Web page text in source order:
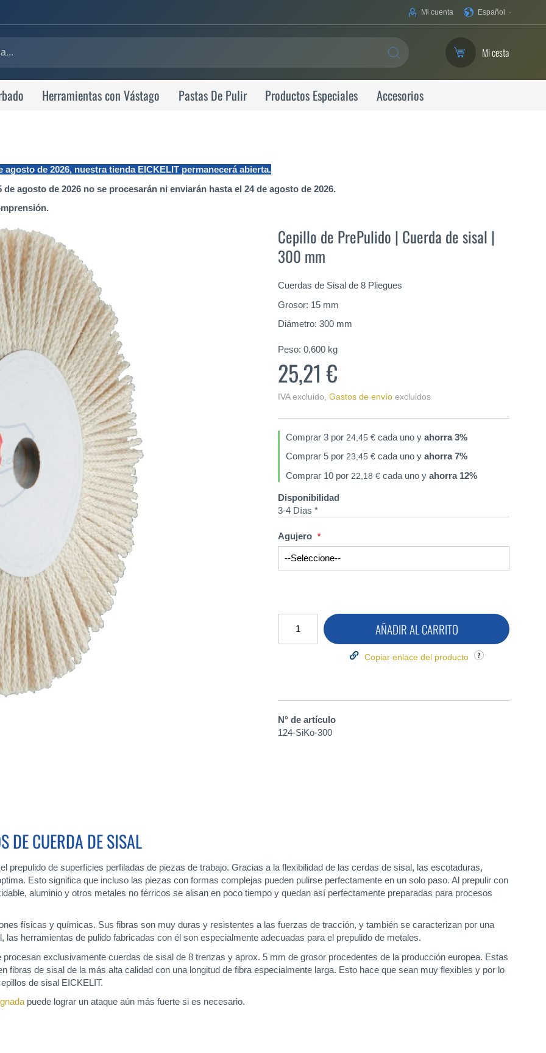
Su
Español
Mi cuenta
SEARCH Mi cesta
Herramientas con Vástago Pastas De Pulir Productos Especiales Accesorios
de 2026, nuestra tienda EICKELIT permanecerá abierta.
agosto de 2026 no se procesarán ni enviarán hasta el 24 de agosto de 2026.
Cepillo de PrePulido | Cuerda de sisal |
300 mm
Cuerdas de Sisal de 8 Pliegues
Grosor: 15 mm
Diámetro: 300 mm
Peso: 0,600 kg
25,21 €
IVA excluido Gastos de envío excluidos
Comprar 3 por 24,45 € cada uno y ahorra3%
Comprar 5 por 23,45 € cada uno y ahorra7%
Comprar 10 por 22,18 € cada uno y ahorra 12%
Disponibilidad
3-4 Días *
Agujero
AÑADIR AL CARRITO
Copiar enlace del producto
N° de artículo
124-SiKo-300
DE CUERDA DE SISAL
prepulido de superficies perfiladas de piezas de trabajo. Gracias a la flexibilidad de las cerdas de sisal, las escotaduras,
Esto significa que incluso las piezas con formas complejas pueden pulirse perfectamente en un solo paso. Al prepulir con
aluminio y otros metales no férricos se alisan en poco tiempo y quedan así perfectamente preparadas para procesos
físicas y químicas. Sus fibras son muy duras y resistentes a las fuerzas de tracción, y también se caracterizan por una
herramientas de pulido fabricadas con él son especialmente adecuadas para el prepulido de metales.
exclusivamente cuerdas de sisal de 8 trenzas y aprox. 5 mm de grosor procedentes de la producción europea. Estas
fibras de sisal de la más alta calidad con una longitud de fibra especialmente larga. Esto hace que sean muy flexibles y por lo
de sisal EICKELIT.
puede lograr un ataque aún más fuerte si es necesario.